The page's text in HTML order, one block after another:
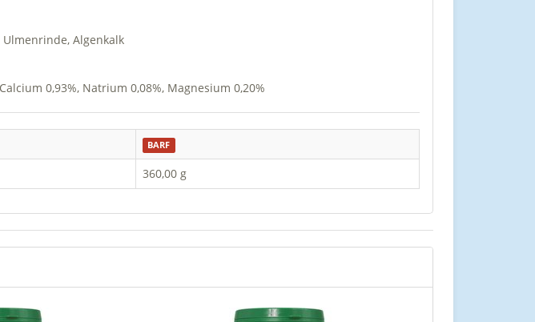
Ulmenrinde, Algenkalk
0,93%, Natrium 0,08%, Magnesium 0,20%
BARF
360,00 g